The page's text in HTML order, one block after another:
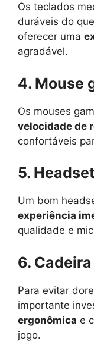
Os teclados
duráveis do
oferecer uma
agradável.
4. Mouse
Os mouses
velocidade de
confortáveis
5.
Um bom
experiência
qualidade e
6.
Para evitar
importante
ergonômica e
jogo.